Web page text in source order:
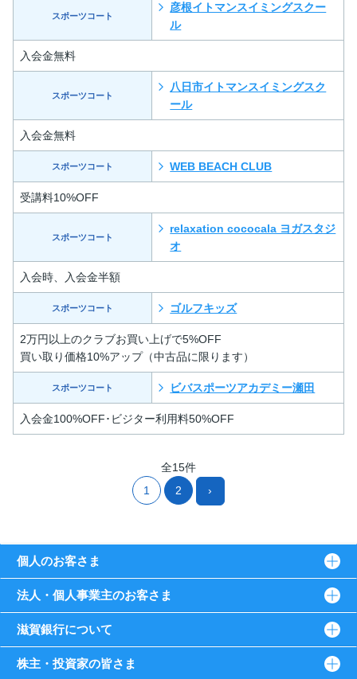
スポーツコート
彦根イトマンスイミングスクー
ル
入会金無料
スポーツコート
八日市イトマンスイミングスク
ール
入会金無料
スポーツコート WEB BEACH CLUB
受講料10%OFF
スポーツコート
relaxation cococala ヨガスタジ
オ
入会時、入会金半額
スポーツコート ゴルフキッズ
2万円以上のクラブお買い上げで5%OFF
買い取り価格10%アップ（中古品に限ります）
スポーツコート ビバスポーツアカデミー瀬田
入会金100%OFF･ビジター利用料50%OFF
全15件
1
2 ›
個人のお客さま
法人・個人事業主のお客さま
滋賀銀行について
株主・投資家の皆さま